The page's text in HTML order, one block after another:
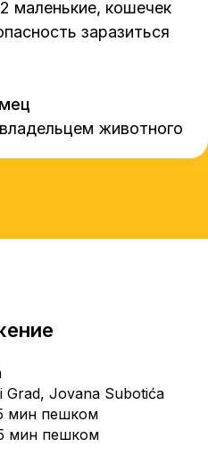
маленькие, кошечек
заразиться
животного
Grad, Jovana Subotića
мин пешком
мин пешком